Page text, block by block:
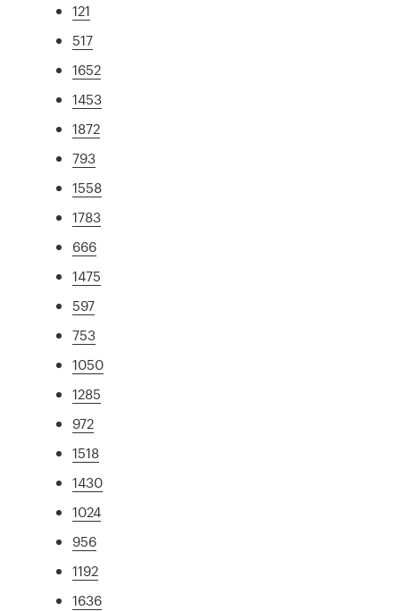
121
517
1652
1453
1872
793
1558
1783
666
1475
597
753
1050
1285
972
1518
1430
1024
956
1192
1636